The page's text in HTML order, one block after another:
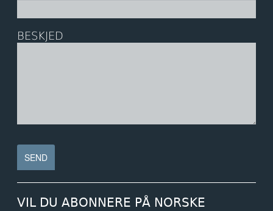
BESKJED
VIL DU ABONNERE PÅ NORSKE